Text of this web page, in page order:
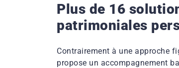
Plus de 16
patrimoniales
Contrairement à une approche
propose un accompagnement